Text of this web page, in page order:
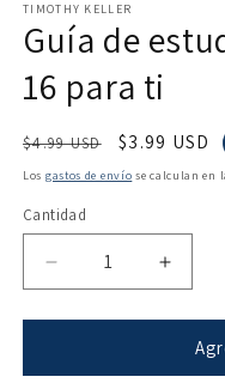
multimedia
1
en
ventana
modal
TIMOTHY KELLER
Guía de
16 para ti
Precio
habitual
$4.99 USD
Precio
de
$3.99 USD
Los gastos de envío se calculan en
Cantidad
Reducir
cantidad
para
de
para
Guía
de